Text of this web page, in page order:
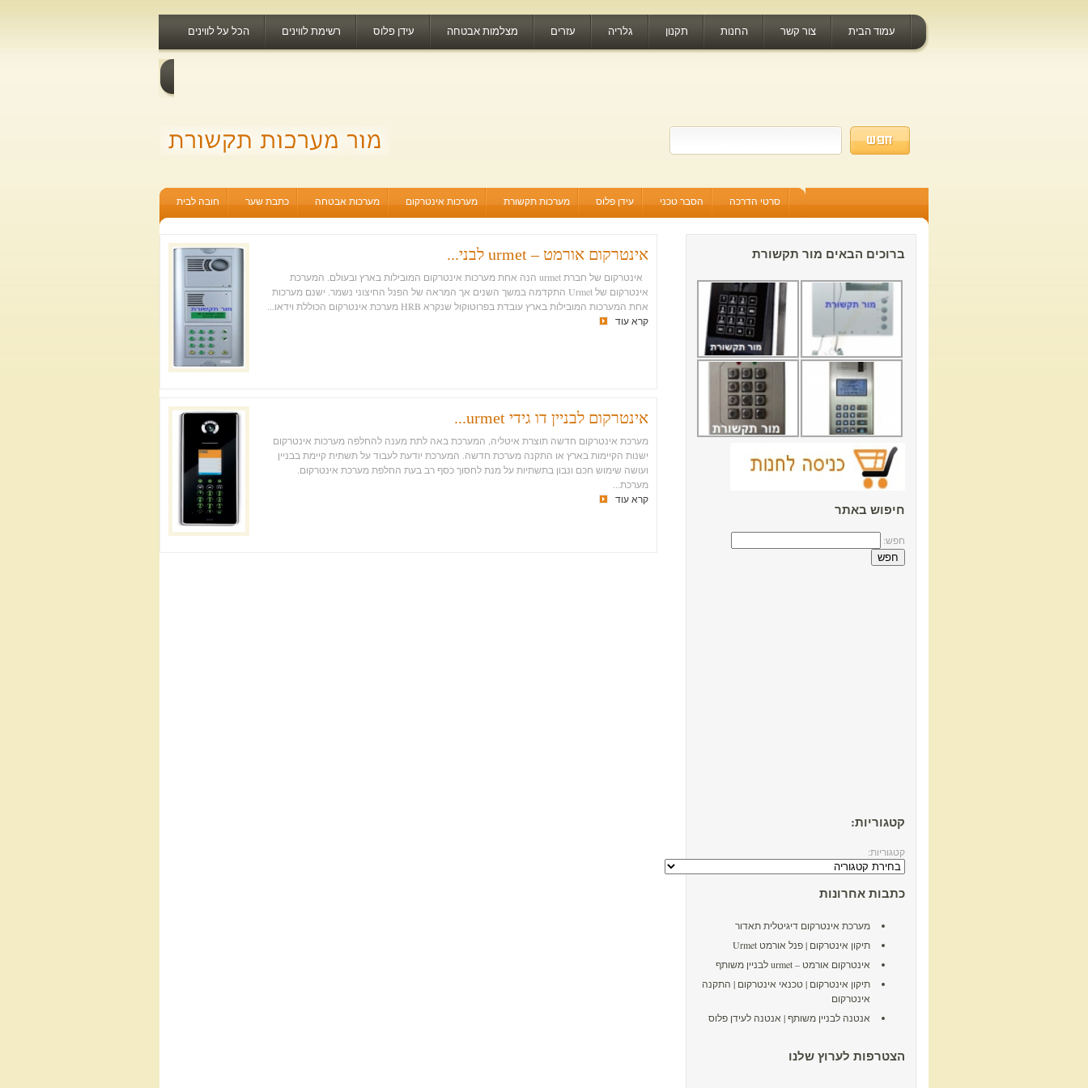
עמוד הבית צור קשר החנות תקנון גלריה עזרים מצלמות אבטחה עידן פלוס רשימת לווינים הכל על לווינים
חובה לבית כתבת שער מערכות אבטחה מערכות אינטרקום מערכות תקשורת עידן פלוס הסבר טכני סרטי הדרכה
אינטרקום אורמט – urmet לבני...
אינטרקום של חברת urmet הנה אחת מערכות אינטרקום המובילות בארץ ובעולם. המערכת
אינטרקום של Urmet התקדמה במשך השנים אך המראה של הפנל החיצוני נשמר. ישנם מערכות
אחת המערכות המובילות בארץ עובדת בפרוטוקול שנקרא HRB מערכת אינטרקום הכוללת וידאו...
קרא עוד
אינטרקום לבניין דו גידי urmet...
מערכת אינטרקום חדשה תוצרת איטליה, המערכת באה לתת מענה להחלפה מערכות אינטרקום
ישנות הקיימות בארץ או התקנה מערכת חדשה. המערכת יודעת לעבוד על תשתית קיימת בבניין
ועושה שימוש חכם ונבון בתשתיות על מנת לחסוך כסף רב בעת החלפת מערכת אינטרקום.
מערכת...
קרא עוד
ברוכים הבאים מור תקשורת
חיפוש באתר
חפש:
קטגוריות:
קטגוריות:
כתבות אחרונות
מערכת אינטרקום דיגיטלית תאדור
תיקון אינטרקום | פנל אורמט Urmet
אינטרקום אורמט – urmet לבניין משותף
תיקון אינטרקום | טכנאי אינטרקום | התקנה
אינטרקום
אנטנה לבניין משותף | אנטנה לעידן פלוס
הצטרפות לערוץ שלנו